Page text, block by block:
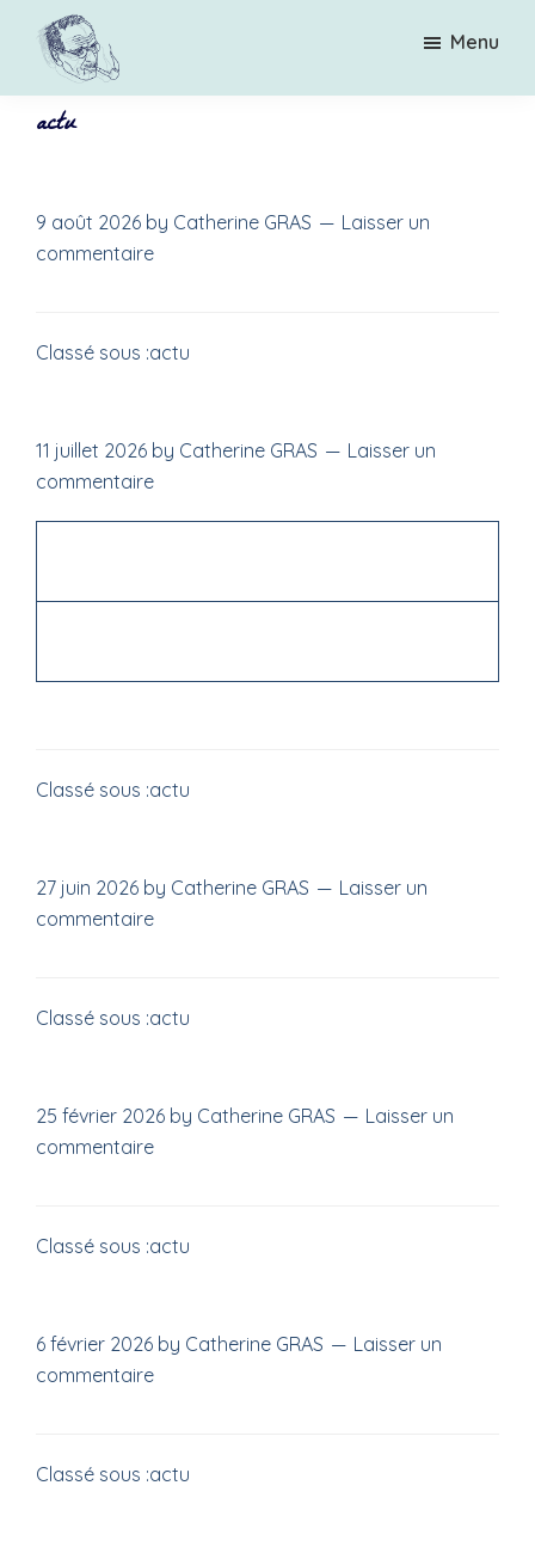
Passer
contenu
principal
Sur
Jung
Une
Catherine
Gras
Menu
actu
9 août 2026 by Catherine GRAS
Laisser un
commentaire
Classé sous :actu
11 juillet 2026 by Catherine GRAS
Laisser un
commentaire
Classé sous :actu
27 juin 2026 by Catherine GRAS
Laisser un
commentaire
Classé sous :actu
25 février 2026 by Catherine GRAS
Laisser un
commentaire
Classé sous :actu
6 février 2026 by Catherine GRAS
Laisser un
commentaire
Classé sous :actu